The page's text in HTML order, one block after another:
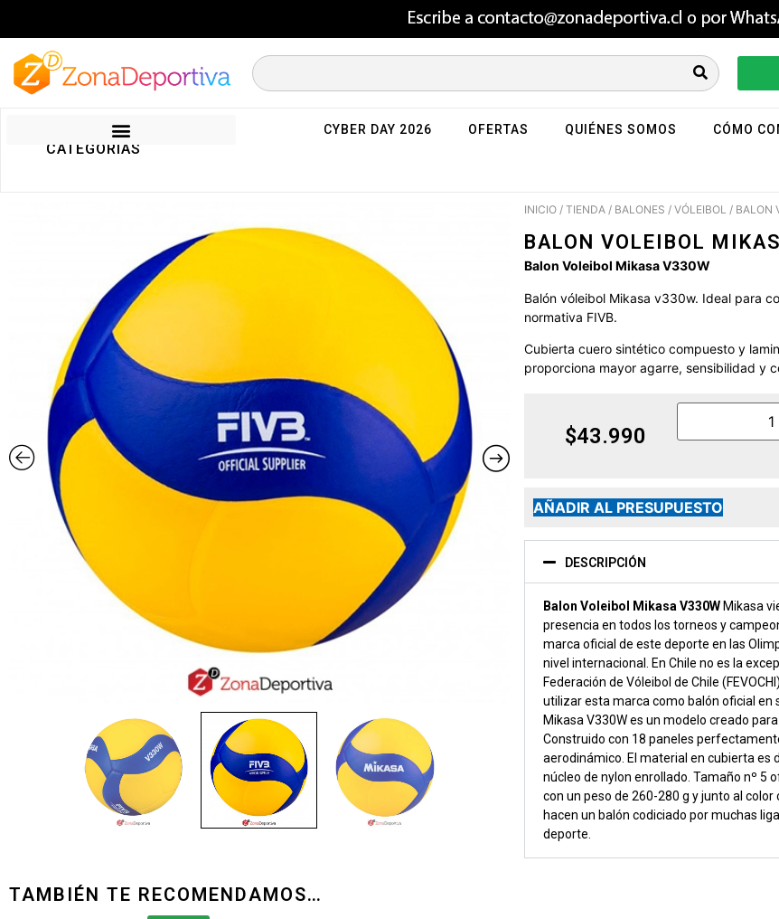
CATEGORIAS
CYBER DAY 2026 OFERTAS QUIÉNES SOMOS CÓMO
INICIO / TIENDA / BALONES / VÓLEIBOL / BALON
BALON VOLEIBOL
Balon Voleibol Mikasa V330W
Balón vóleibol Mikasa v330w. Ideal para
normativa FIVB.
Cubierta cuero sintético compuesto y
proporciona mayor agarre, sensibilidad y
$43.990
AÑADIR AL PRESUPUESTO
DESCRIPCIÓN
Balon Voleibol Mikasa V330W Mikasa
presencia en todos los torneos y
marca oficial de este deporte en las
nivel internacional. En Chile no es la
Federación de Vóleibol de Chile
utilizar esta marca como balón oficial en
Mikasa V330W es un modelo creado
Construido con 18 paneles
aerodinámico. El material en cubierta es
núcleo de nylon enrollado. Tamaño nº 5
con un peso de 260-280 g y junto al
hacen un balón codiciado por muchas
deporte.
TAMBIÉN TE RECOMENDAMOS…